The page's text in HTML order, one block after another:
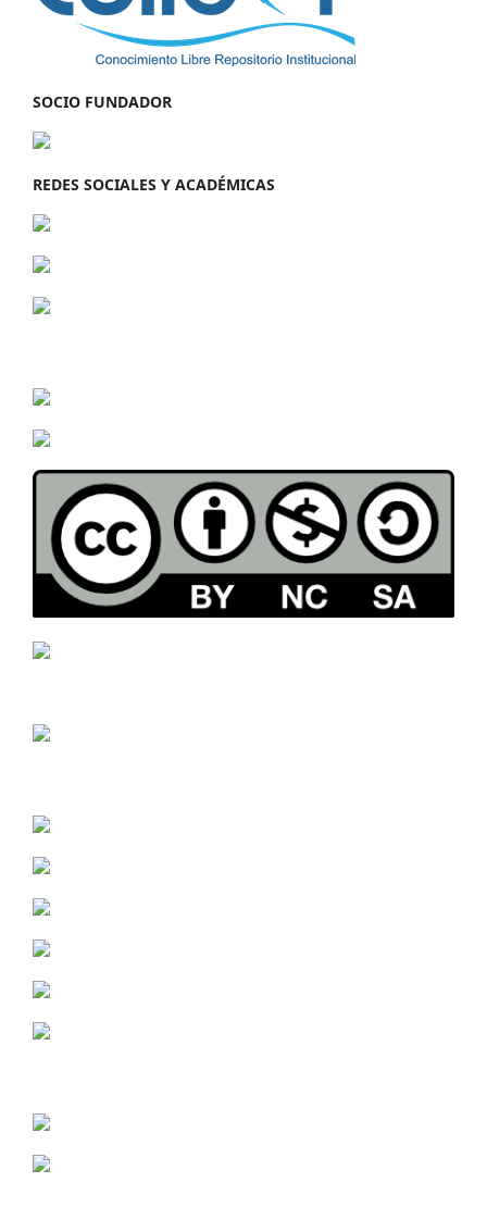
SOCIO FUNDADOR
REDES SOCIALES Y ACADÉMICAS